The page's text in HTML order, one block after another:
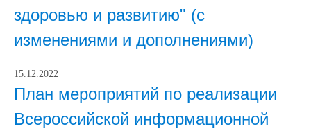
здоровью и развитию" (с
изменениями и дополнениями)
15.12.2022
План мероприятий по реализации
Всероссийской информационной